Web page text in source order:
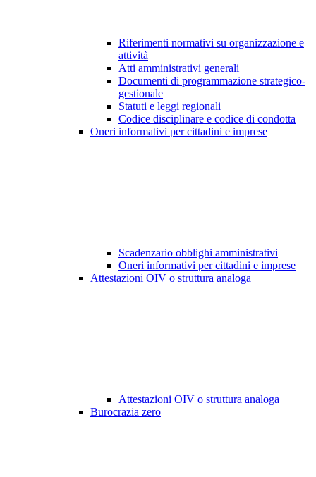
Riferimenti normativi su organizzazione e
attività
Atti amministrativi generali
Documenti di programmazione strategico-
gestionale
Statuti e leggi regionali
Codice disciplinare e codice di condotta
Oneri informativi per cittadini e imprese
Scadenzario obblighi amministrativi
Oneri informativi per cittadini e imprese
Attestazioni OIV o struttura analoga
Attestazioni OIV o struttura analoga
Burocrazia zero